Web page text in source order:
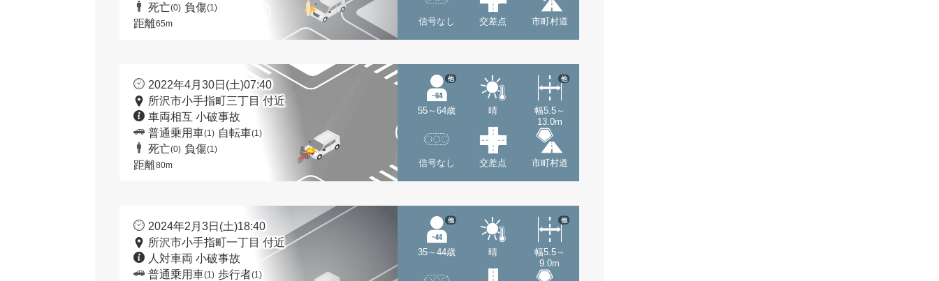
死亡(0) 負傷(1)
距離65m 信号なし 交差点 市町村道
2022年4月30日(土)07:40
所沢市小手指町三丁目 付近
車両相互 小破事故
普通乗用車(1) 自転車(1)
死亡(0) 負傷(1)
距離80m
55～64歳
他
晴
幅5.5～
13.0m
他
信号なし 交差点 市町村道
2024年2月3日(土)18:40
所沢市小手指町一丁目 付近
人対車両 小破事故
普通乗用車(1) 歩行者(1)
35～44歳
他
晴
幅5.5～
9.0m
他